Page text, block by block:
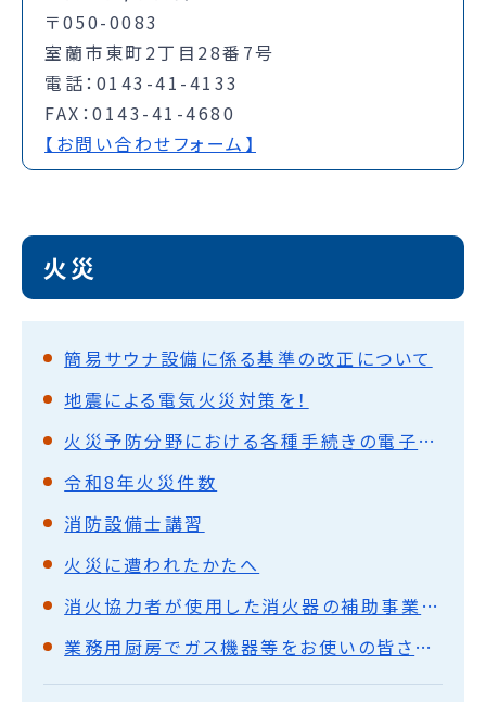
〒050-0083
室蘭市東町2丁目28番7号
電話：0143-41-4133
FAX：0143-41-4680
【お問い合わせフォーム】
火災
簡易サウナ設備に係る基準の改正について
地震による電気火災対策を！
火災予防分野における各種手続きの電子申請
令和8年火災件数
消防設備士講習
火災に遭われたかたへ
消火協力者が使用した消火器の補助事業について
業務用厨房でガス機器等をお使いの皆さまへ